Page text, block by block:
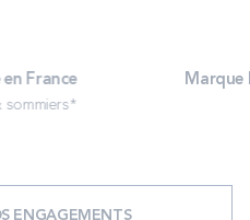
France
sommiers*
Marque
ENGAGEMENTS